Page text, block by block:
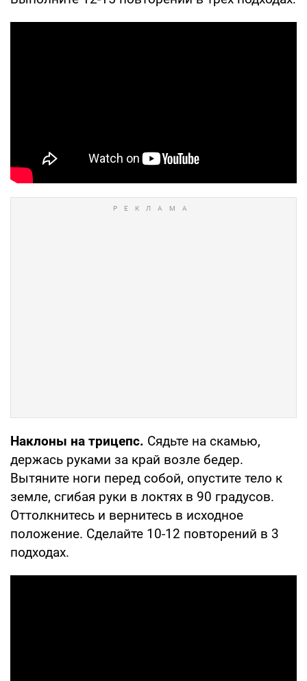
Наклоны на трицепс. Сядьте на скамью,
держась руками за край возле бедер.
Вытяните ноги перед собой, опустите тело к
земле, сгибая руки в локтях в 90 градусов.
Оттолкнитесь и вернитесь в исходное
положение. Сделайте 10-12 повторений в 3
подходах.